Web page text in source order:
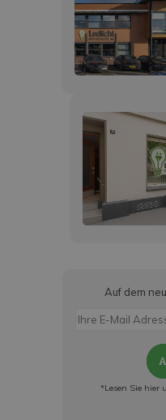
Auf dem
*Lesen Sie hier